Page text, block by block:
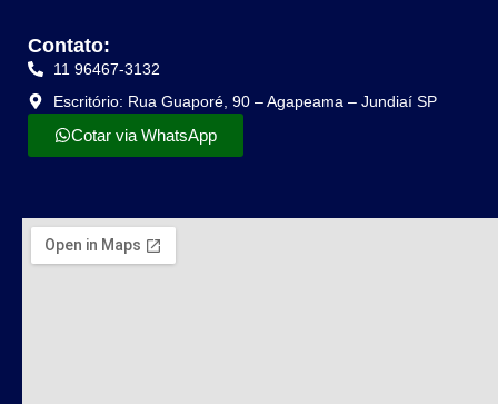
Contato:
11 96467-3132
Escritório: Rua Guaporé, 90 – Agapeama – Jundiaí SP
Cotar via WhatsApp